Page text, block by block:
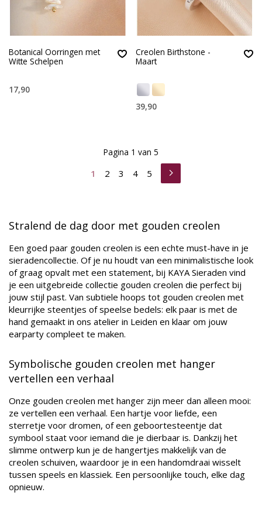
Botanical Oorringen met
Witte Schelpen
17,90
Creolen Birthstone -
Maart
39,90
1 2 3 4 5
Pagina 1 van 5
Stralend de dag door met gouden creolen
Een goed paar gouden creolen is een echte must-have in je
sieradencollectie. Of je nu houdt van een minimalistische look
of graag opvalt met een statement, bij KAYA Sieraden vind
je een uitgebreide collectie gouden creolen die perfect bij
jouw stijl past. Van subtiele hoops tot gouden creolen met
kleurrijke steentjes of speelse bedels: elk paar is met de
hand gemaakt in ons atelier in Leiden en klaar om jouw
earparty compleet te maken.
Symbolische gouden creolen met hanger
vertellen een verhaal
Onze gouden creolen met hanger zijn meer dan alleen mooi:
ze vertellen een verhaal. Een hartje voor liefde, een
sterretje voor dromen, of een geboortesteentje dat
symbool staat voor iemand die je dierbaar is. Dankzij het
slimme ontwerp kun je de hangertjes makkelijk van de
creolen schuiven, waardoor je in een handomdraai wisselt
tussen speels en klassiek. Een persoonlijke touch, elke dag
opnieuw.